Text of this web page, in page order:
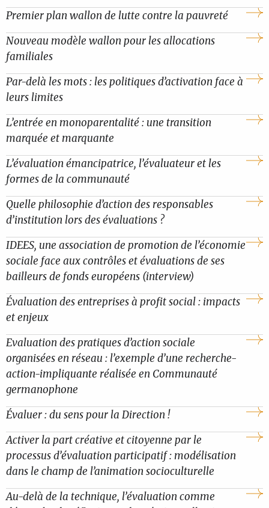
Premier plan wallon de lutte contre la pauvreté
Nouveau modèle wallon pour les allocations
familiales
Par-delà les mots : les politiques d’activation face à
leurs limites
L’entrée en monoparentalité : une transition
marquée et marquante
L’évaluation émancipatrice, l’évaluateur et les
formes de la communauté
Quelle philosophie d’action des responsables
d’institution lors des évaluations ?
IDEES, une association de promotion de l’économie
sociale face aux contrôles et évaluations de ses
bailleurs de fonds européens (interview)
Évaluation des entreprises à profit social : impacts
et enjeux
Evaluation des pratiques d’action sociale
organisées en réseau : l’exemple d’une recherche-
action-impliquante réalisée en Communauté
germanophone
Évaluer : du sens pour la Direction !
Activer la part créative et citoyenne par le
processus d’évaluation participatif : modélisation
dans le champ de l’animation socioculturelle
Au-delà de la technique, l’évaluation comme